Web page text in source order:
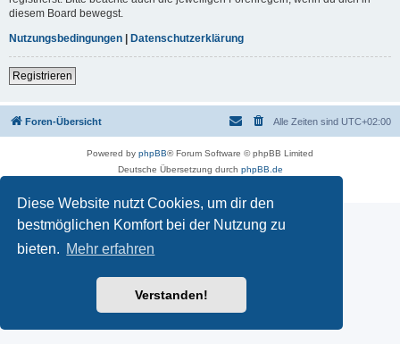
Diese Website nutzt Cookies, um dir den
bestmöglichen Komfort bei der Nutzung zu
bieten. Mehr erfahren
Verstanden!
diesem Board bewegst.
Nutzungsbedingungen | Datenschutzerklärung
Registrieren
Foren-Übersicht Alle Zeiten sind UTC+02:00
Powered by phpBB® Forum Software © phpBB Limited
Deutsche Übersetzung durch phpBB.de